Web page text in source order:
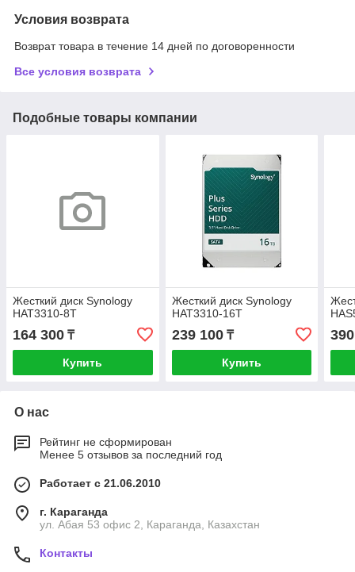
Условия возврата
Возврат товара в течение 14 дней по договоренности
Все условия возврата
Подобные товары компании
Жесткий диск Synology
HAT3310-8T
164 300 ₸
Купить
Жесткий диск Synology
HAT3310-16T
239 100₸
Купить
О нас
Рейтинг не сформирован
Менее 5 отзывов за последний год
Работает с 21.06.2010
г. Караганда
ул. Абая 53 офис 2, Караганда, Казахстан
Контакты